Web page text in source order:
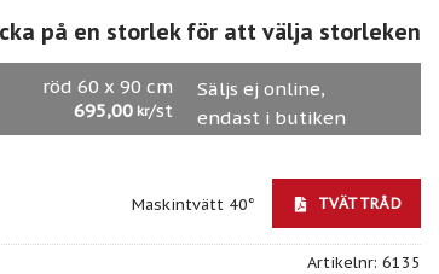
på en storlek för att välja storleken
röd 60 x 90 cm
695,00 kr/st
Säljs ej online,
endast i butiken
Maskintvätt 40° TVÄTTRÅD
Artikelnr: 6135